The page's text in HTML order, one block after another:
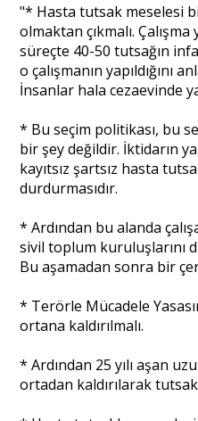
"* Hasta tutsak meselesi
olmaktan çıkmalı.
süreçte 40-50 tutsağın
o çalışmanın yapıldığını
İnsanlar hala cezaevinde
* Bu seçim politikası, bu
bir şey değildir. İktidarın
kayıtsız şartsız hasta
durdurmasıdır.
* Ardından bu alanda
sivil toplum kuruluşlarını
Bu aşamadan sonra bir
* Terörle Mücadele
ortana kaldırılmalı.
* Ardından 25 yılı aşan
ortadan kaldırılarak